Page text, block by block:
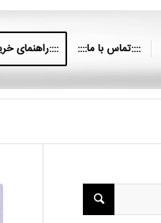
::::تماس با ما:::: ::::راهنمای